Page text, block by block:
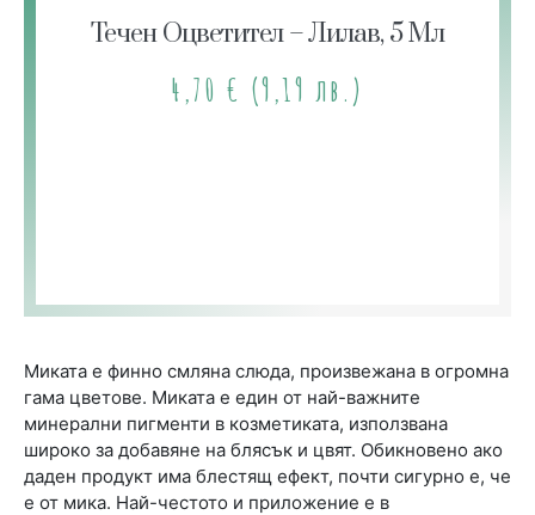
Течен Оцветител – Лилав, 5 Мл
4,70 € (9,19 лв.)
Миката е финно смляна слюда, произвежана в огромна
гама цветове. Миката е един от най-важните
минерални пигменти в козметиката, използвана
широко за добавяне на блясък и цвят. Обикновено ако
даден продукт има блестящ ефект, почти сигурно е, че
е от мика. Най-честото и приложение е в